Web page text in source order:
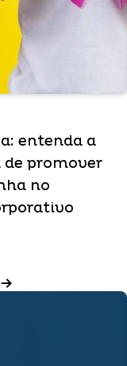
entenda a
promover
no